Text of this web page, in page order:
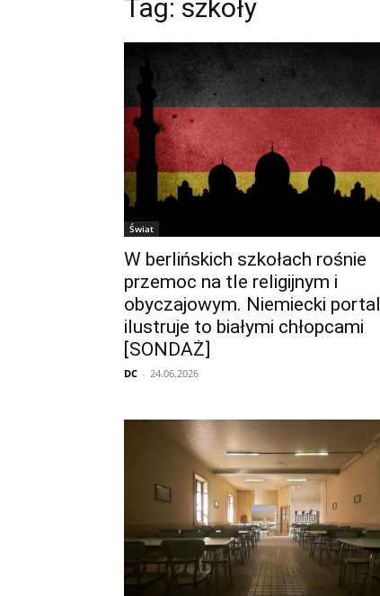
Tag: szkoły
Świat
W berlińskich szkołach rośnie
przemoc na tle religijnym i
obyczajowym. Niemiecki portal
ilustruje to białymi chłopcami
[SONDAŻ]
DC - 24.06.2026